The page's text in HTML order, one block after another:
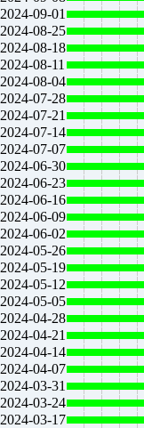
2024-09-01
2024-08-25
2024-08-18
2024-08-11
2024-08-04
2024-07-28
2024-07-21
2024-07-14
2024-07-07
2024-06-30
2024-06-23
2024-06-16
2024-06-09
2024-06-02
2024-05-26
2024-05-19
2024-05-12
2024-05-05
2024-04-28
2024-04-21
2024-04-14
2024-04-07
2024-03-31
2024-03-24
2024-03-17